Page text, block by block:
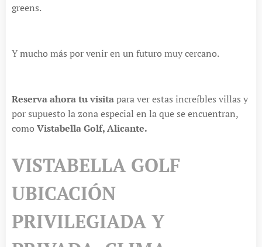
greens.
Y mucho más por venir en un futuro muy cercano.
Reserva ahora tu visitapara ver estas increíbles villas y
por supuesto la zona especial en la que se encuentran,
como Vistabella Golf, Alicante.
VISTABELLA GOLF
UBICACIÓN
PRIVILEGIADA Y